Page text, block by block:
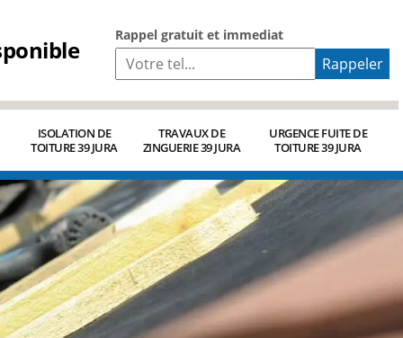
Rappel gratuit et immediat
ISOLATION DE
TOITURE 39 JURA
TRAVAUX DE
ZINGUERIE 39 JURA
URGENCE FUITE DE
TOITURE 39 JURA